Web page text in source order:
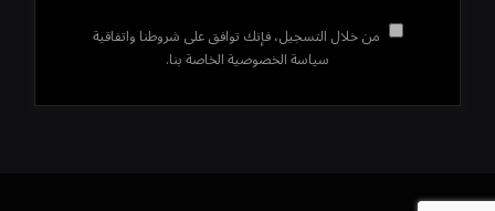
من خلال التسجيل، فإنك توافق على شروطنا واتفاقية
سياسة الخصوصية الخاصة بنا.